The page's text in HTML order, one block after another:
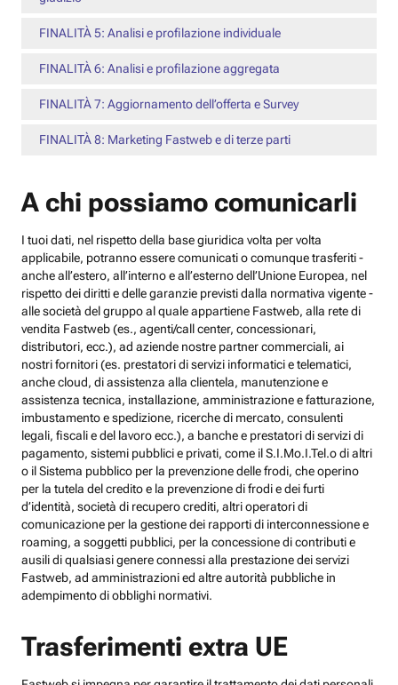
FINALITÀ 5: Analisi e profilazione individuale
FINALITÀ 6: Analisi e profilazione aggregata
FINALITÀ 7: Aggiornamento dell’offerta e Survey
FINALITÀ 8: Marketing Fastweb e di terze parti
A chi possiamo comunicarli
I tuoi dati, nel rispetto della base giuridica volta per volta
applicabile, potranno essere comunicati o comunque trasferiti -
anche all’estero, all’interno e all’esterno dell’Unione Europea, nel
rispetto dei diritti e delle garanzie previsti dalla normativa vigente -
alle società del gruppo al quale appartiene Fastweb, alla rete di
vendita Fastweb (es., agenti/call center, concessionari,
distributori, ecc.), ad aziende nostre partner commerciali, ai
nostri fornitori (es. prestatori di servizi informatici e telematici,
anche cloud, di assistenza alla clientela, manutenzione e
assistenza tecnica, installazione, amministrazione e fatturazione,
imbustamento e spedizione, ricerche di mercato, consulenti
legali, fiscali e del lavoro ecc.), a banche e prestatori di servizi di
pagamento, sistemi pubblici e privati, come il S.I.Mo.I.Tel.o di altri
o il Sistema pubblico per la prevenzione delle frodi, che operino
per la tutela del credito e la prevenzione di frodi e dei furti
d’identità, società di recupero crediti, altri operatori di
comunicazione per la gestione dei rapporti di interconnessione e
roaming, a soggetti pubblici, per la concessione di contributi e
ausili di qualsiasi genere connessi alla prestazione dei servizi
Fastweb, ad amministrazioni ed altre autorità pubbliche in
adempimento di obblighi normativi.
Trasferimenti extra UE